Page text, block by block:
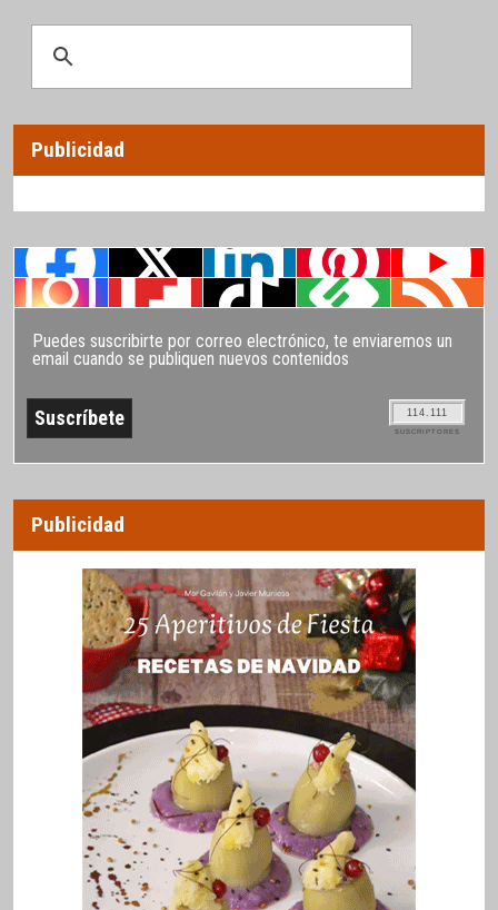
Publicidad
Puedes suscribirte por correo electrónico, te enviaremos un
email cuando se publiquen nuevos contenidos
114.111
SUSCRIPTORES
Publicidad